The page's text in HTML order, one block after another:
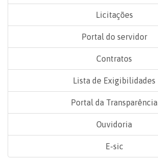
Licitações
Portal do servidor
Contratos
Lista de Exigibilidades
Portal da Transparência
Ouvidoria
E-sic